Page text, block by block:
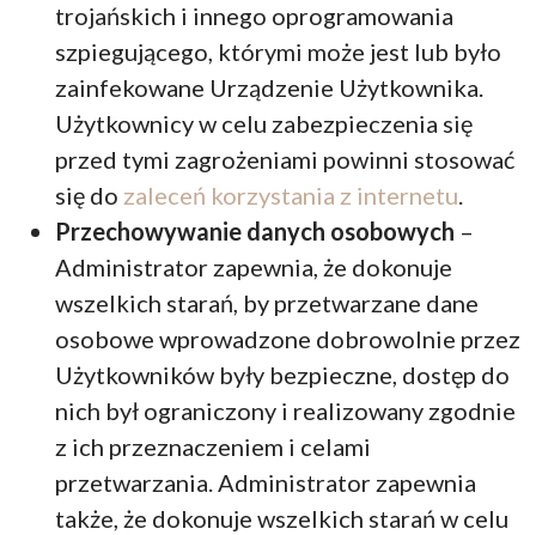
trojańskich i innego oprogramowania
szpiegującego, którymi może jest lub było
zainfekowane Urządzenie Użytkownika.
Użytkownicy w celu zabezpieczenia się
przed tymi zagrożeniami powinni stosować
się do zaleceń korzystania z internetu.
Przechowywanie danych osobowych –
Administrator zapewnia, że dokonuje
wszelkich starań, by przetwarzane dane
osobowe wprowadzone dobrowolnie przez
Użytkowników były bezpieczne, dostęp do
nich był ograniczony i realizowany zgodnie
z ich przeznaczeniem i celami
przetwarzania. Administrator zapewnia
także, że dokonuje wszelkich starań w celu